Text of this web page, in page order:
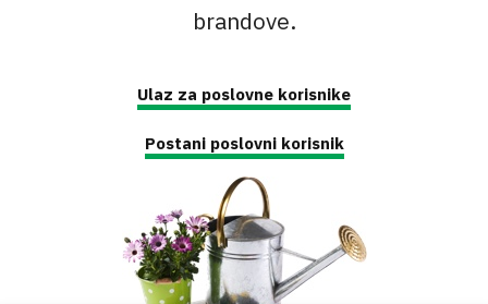
brandove.
Ulaz za poslovne korisnike
Postani poslovni korisnik